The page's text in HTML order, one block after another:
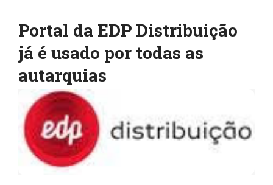
Portal da EDP Distribuição
já é usado por todas as
autarquias